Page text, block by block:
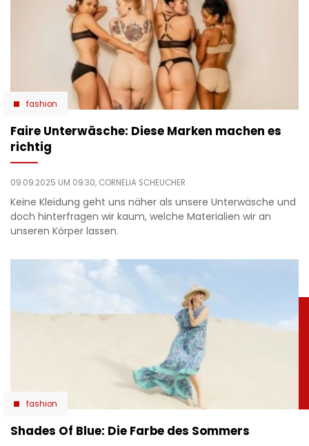
fashion
Faire Unterwäsche: Diese Marken machen es
richtig
09.09.2025 UM 09:30, CORNELIA SCHEUCHER
Keine Kleidung geht uns näher als unsere Unterwäsche und
doch hinterfragen wir kaum, welche Materialien wir an
unseren Körper lassen.
fashion
Shades Of Blue: Die Farbe des Sommers